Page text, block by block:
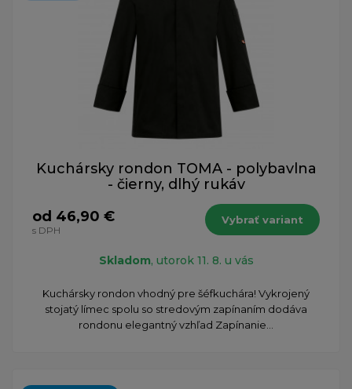
Kuchársky rondon TOMA - polybavlna
- čierny, dlhý rukáv
od 46,90 €
s DPH
Vybrať variant
Skladom, utorok 11. 8. u vás
​Kuchársky rondon vhodný pre šéfkuchára! Vykrojený
stojatý límec spolu so stredovým zapínaním dodáva
rondonu elegantný vzhľad Zapínanie...